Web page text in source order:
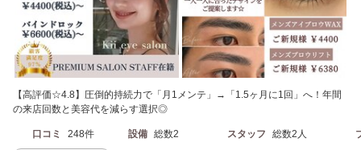
【高評価☆4.8】圧倒的持続力で「月1メンテ」→「1.5ヶ月に1回」へ！年間
の来店回数と美容代を減らす選択◎
口コミ 248件 設備 総数2 スタッフ 総数2人